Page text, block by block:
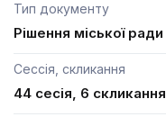
Тип документу
Рішення міської ради
Сессія, скликання
44 сесія, 6 скликання